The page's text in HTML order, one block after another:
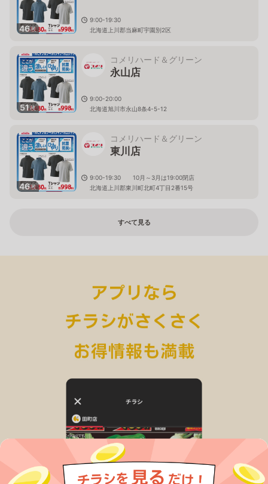
46枚
9:00-19:30
北海道上川郡当麻町宇園別2区
51枚
コメリハード＆グリーン
永山店
9:00-20:00
北海道旭川市永山8条4-5-12
46枚
コメリハード＆グリーン
東川店
9:00-19:30 10月～3月は19:00閉店
北海道上川郡東川町北町4丁目2番15号
すべて見る